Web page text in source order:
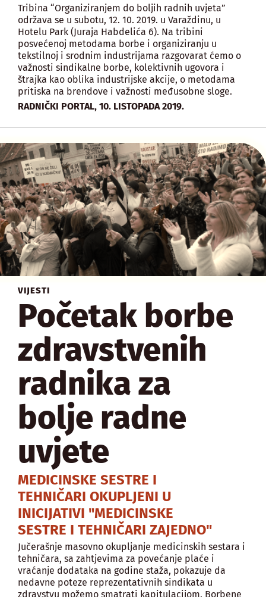
Tribina “Organiziranjem do boljih radnih uvjeta”
održava se u subotu, 12. 10. 2019. u Varaždinu, u
Hotelu Park (Juraja Habdelića 6). Na tribini
posvećenoj metodama borbe i organiziranju u
tekstilnoj i srodnim industrijama razgovarat ćemo o
važnosti sindikalne borbe, kolektivnih ugovora i
štrajka kao oblika industrijske akcije, o metodama
pritiska na brendove i važnosti međusobne sloge.
RADNIČKI PORTAL, 10. LISTOPADA 2019.
VIJESTI
Početak borbe
zdravstvenih
radnika za
bolje radne
uvjete
MEDICINSKE SESTRE I
TEHNIČARI OKUPLJENI U
INICIJATIVI "MEDICINSKE
SESTRE I TEHNIČARI ZAJEDNO"
Jučerašnje masovno okupljanje medicinskih sestara i
tehničara, sa zahtjevima za povećanje plaće i
vraćanje dodataka na godine staža, pokazuje da
nedavne poteze reprezentativnih sindikata u
zdravstvu možemo smatrati kapitulacijom. Borbene